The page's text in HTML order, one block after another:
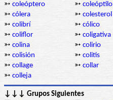
➳ coleóptero ➳ coleóptilo
➳ cólera ➳ colesterol
➳ colibrí ➳ cólico
➳ coliflor ➳ coligativa
➳ colina ➳ colirio
➳ colisión ➳ colitis
➳ collage ➳ collar
➳ colleja
↓↓↓ Grupos Siguientes